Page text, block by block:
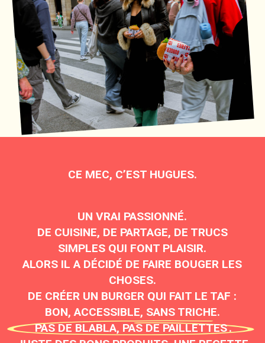
CE MEC, C’EST HUGUES.
UN VRAI PASSIONNÉ.
DE CUISINE, DE PARTAGE, DE TRUCS
SIMPLES QUI FONT PLAISIR.
ALORS IL A DÉCIDÉ DE FAIRE BOUGER LES
CHOSES.
DE CRÉER UN BURGER QUI FAIT LE TAF :
BON, ACCESSIBLE, SANS TRICHE.
PAS DE BLABLA, PAS DE PAILLETTES.